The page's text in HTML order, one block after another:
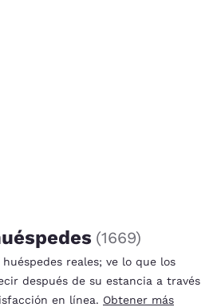
(1669)
reales; ve lo que los
después de su estancia a través
en línea. Obtener más